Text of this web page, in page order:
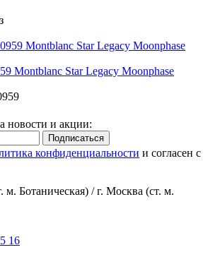
Montblanc Star Legacy Moonphase
новости и акции:
Подписаться
конфиденциальности и согласен с
м. Ботаническая) / г. Москва (ст. м.
16